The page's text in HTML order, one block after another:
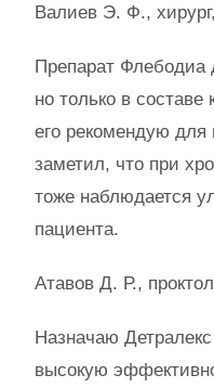
Валиев Э. Ф.,
Препарат Флебодиа
но только в
его рекомендую
заметил, что при
тоже наблюдается
пациента.
Атавов Д. Р.,
Назначаю
высокую